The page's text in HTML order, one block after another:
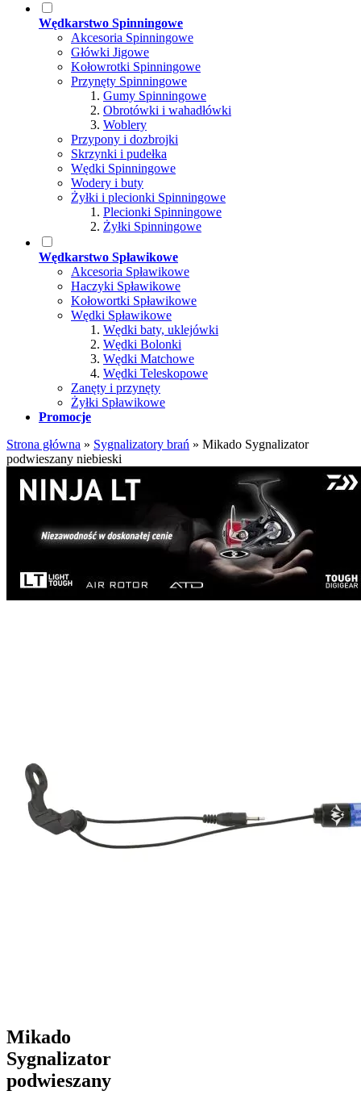
Wędkarstwo Spinningowe
Akcesoria Spinningowe
Główki Jigowe
Kołowrotki Spinningowe
Przynęty Spinningowe
Gumy Spinningowe
Obrotówki i wahadłówki
Woblery
Przypony i dozbrojki
Skrzynki i pudełka
Wędki Spinningowe
Wodery i buty
Żyłki i plecionki Spinningowe
Plecionki Spinningowe
Żyłki Spinningowe
Wędkarstwo Spławikowe
Akcesoria Spławikowe
Haczyki Spławikowe
Kołowortki Spławikowe
Wędki Spławikowe
Wędki baty, uklejówki
Wędki Bolonki
Wędki Matchowe
Wędki Teleskopowe
Zanęty i przynęty
Żyłki Spławikowe
Promocje
Strona główna » Sygnalizatory brań » Mikado Sygnalizator
podwieszany niebieski
Mikado
Sygnalizator
podwieszany